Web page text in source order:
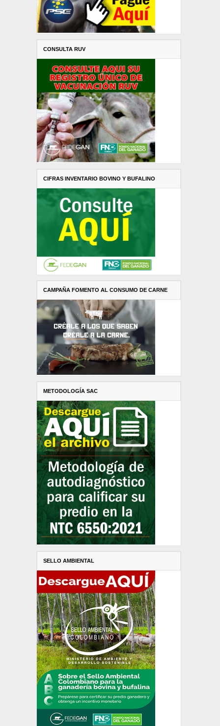
CONSULTA RUV
CIFRAS INVENTARIO BOVINO Y BUFALINO
CAMPAÑA FOMENTO AL CONSUMO DE CARNE
METODOLOGÍA SAC
SELLO AMBIENTAL